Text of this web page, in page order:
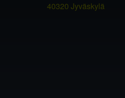
40320 Jyväskylä